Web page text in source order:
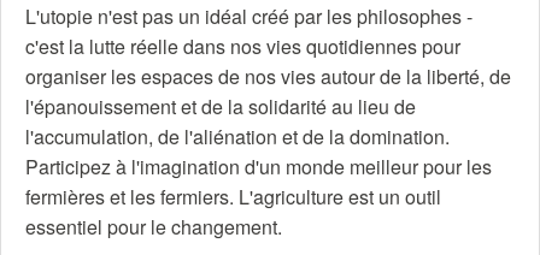
L'utopie n'est pas un idéal créé par les philosophes -
c'est la lutte réelle dans nos vies quotidiennes pour
organiser les espaces de nos vies autour de la liberté, de
l'épanouissement et de la solidarité au lieu de
l'accumulation, de l'aliénation et de la domination.
Participez à l'imagination d'un monde meilleur pour les
fermières et les fermiers. L'agriculture est un outil
essentiel pour le changement.